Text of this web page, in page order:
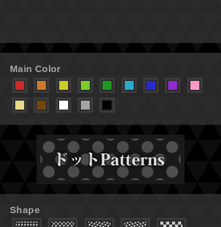
Main Color
Shape